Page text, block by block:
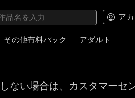
ア
その他有料パック アダルト
ない場合は、カスタマーセ